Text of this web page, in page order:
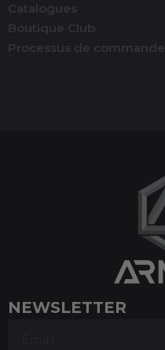
Catalogues
Boutique Club
Processus de commande
NEWSLETTER